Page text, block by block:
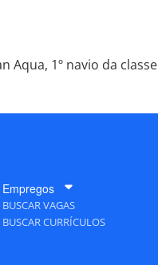
Aqua, 1º navio da
Empregos
BUSCAR VAGAS
BUSCAR CURRÍCULOS